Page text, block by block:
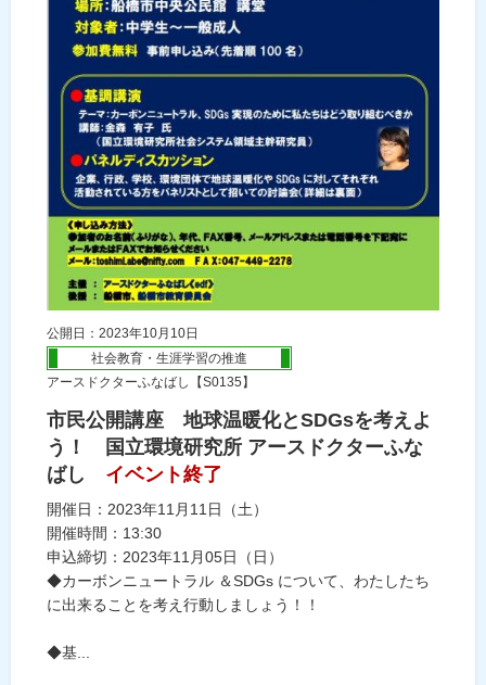
公開日：2023年10月10日
社会教育・生涯学習の推進
アースドクターふなばし【S0135】
市民公開講座 地球温暖化とSDGsを考えよ
う！ 国立環境研究所 アースドクターふな
ばし
イベント終了
開催日：2023年11月11日（土）
開催時間：13:30
申込締切：2023年11月05日（日）
◆カーボンニュートラル ＆SDGs について、わたしたち
に出来ることを考え行動しましょう！！
◆基...